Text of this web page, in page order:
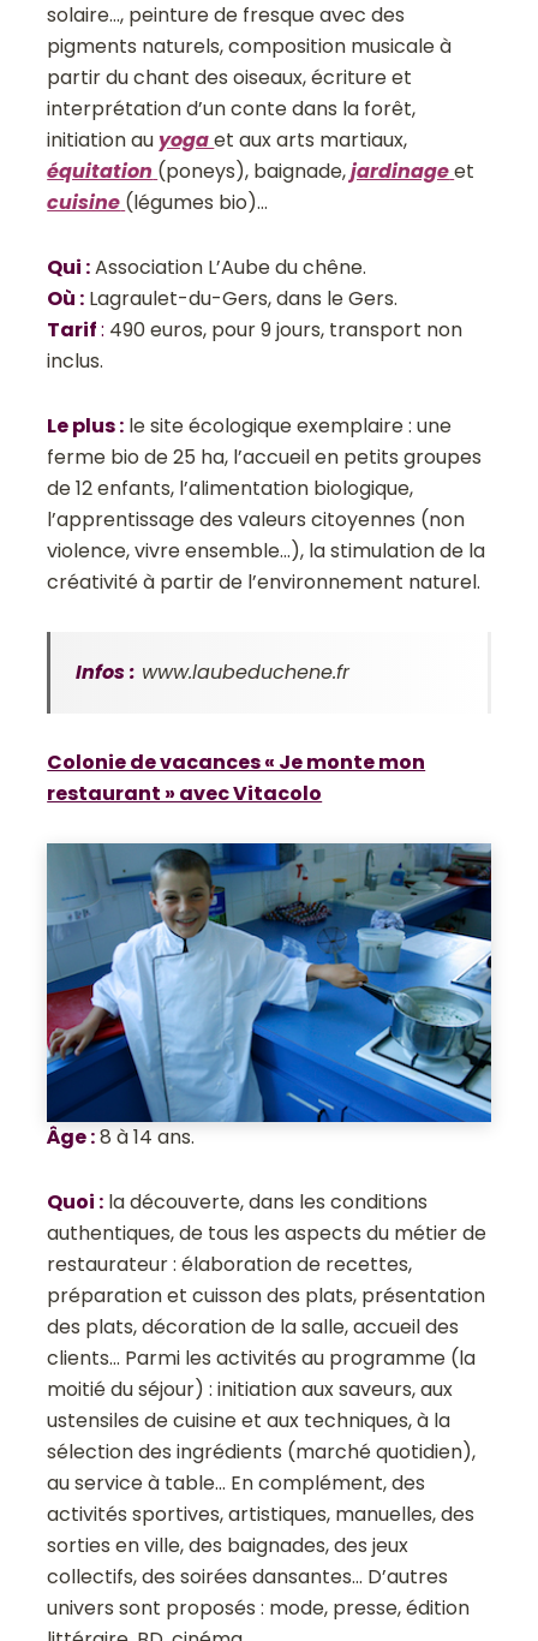
solaire…, peinture de fresque avec des
pigments naturels, composition musicale à
partir du chant des oiseaux, écriture et
interprétation d’un conte dans la forêt,
initiation auyogaet aux arts martiaux,
équitation (poneys), baignade,jardinageet
cuisine (légumes bio)…
Qui :Association L’Aube du chêne.
Où : Lagraulet-du-Gers, dans le Gers.
Tarif: 490 euros, pour 9 jours, transport non
inclus.
Le plus: le site écologique exemplaire : une
ferme bio de 25 ha, l’accueil en petits groupes
de 12 enfants, l’alimentation biologique,
l’apprentissage des valeurs citoyennes (non
violence, vivre ensemble…), la stimulation de la
créativité à partir de l’environnement naturel.
Infos : www.laubeduchene.fr
Colonie de vacances « Je monte mon
restaurant » avec Vitacolo
Âge:8 à 14 ans.
Quoi : la découverte, dans les conditions
authentiques, de tous les aspects du métier de
restaurateur : élaboration de recettes,
préparation et cuisson des plats, présentation
des plats, décoration de la salle, accueil des
clients… Parmi les activités au programme (la
moitié du séjour) : initiation aux saveurs, aux
ustensiles de cuisine et aux techniques, à la
sélection des ingrédients (marché quotidien),
au service à table… En complément, des
activités sportives, artistiques, manuelles, des
sorties en ville, des baignades, des jeux
collectifs, des soirées dansantes… D’autres
univers sont proposés : mode, presse, édition